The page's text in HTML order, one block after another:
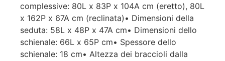
complessive: 80L x 83P x 104A cm (eretto), 80L
x 162P x 67A cm (reclinata)• Dimensioni della
seduta: 58L x 48P x 47A cm• Dimensioni dello
schienale: 66L x 65P cm• Spessore dello
schienale: 18 cm• Altezza dei braccioli dalla